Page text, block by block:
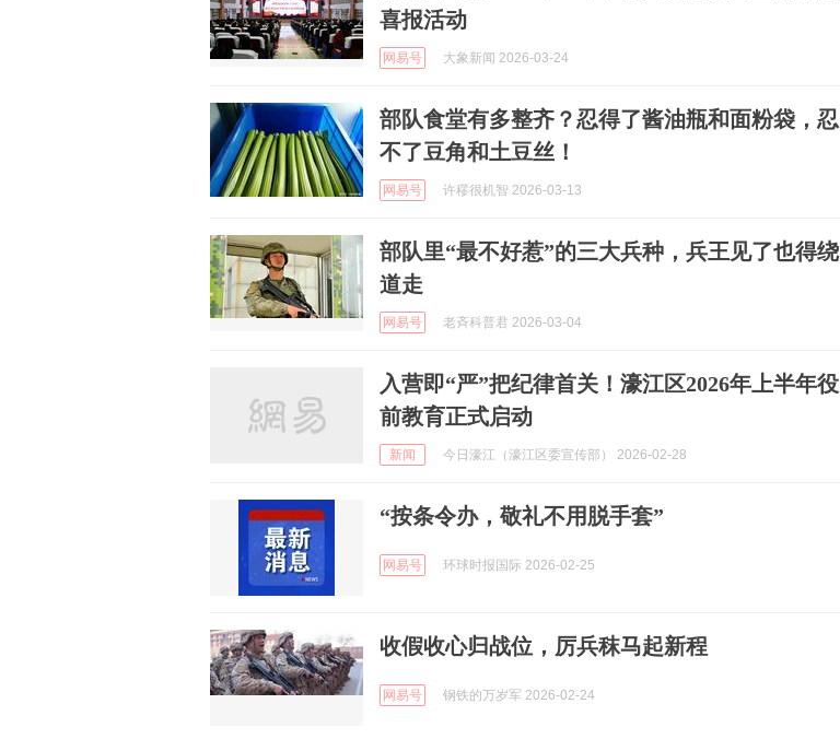
喜报活动
网易号 大象新闻 2026-03-24
部队食堂有多整齐？忍得了酱油瓶和面粉袋，忍
不了豆角和土豆丝！
网易号 许穋很机智 2026-03-13
部队里“最不好惹”的三大兵种，兵王见了也得绕
道走
网易号 老斉科普君 2026-03-04
入营即“严”把纪律首关！濠江区2026年上半年役
前教育正式启动
新闻 今日濠江（濠江区委宣传部） 2026-02-28
“按条令办，敬礼不用脱手套”
网易号 环球时报国际 2026-02-25
收假收心归战位，厉兵秣马起新程
网易号 钢铁的万岁军 2026-02-24